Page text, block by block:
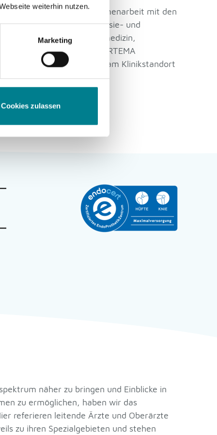
weiterhin nutzen.
Marketing
Cookies zulassen
von einer engen Zusammenarbeit mit den
Fachbereichen Anästhesie- und
Radiologie und Nuklearmedizin,
Rehabilitationszentren. ORTEMA
Physiotherapie sind am Klinikstandort
ab.
näher zu bringen und Einblicke in
zu ermöglichen, haben wir das
referieren leitende Ärzte und Oberärzte
zu ihren Spezialgebieten und stehen